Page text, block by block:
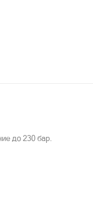
до 230 бар.